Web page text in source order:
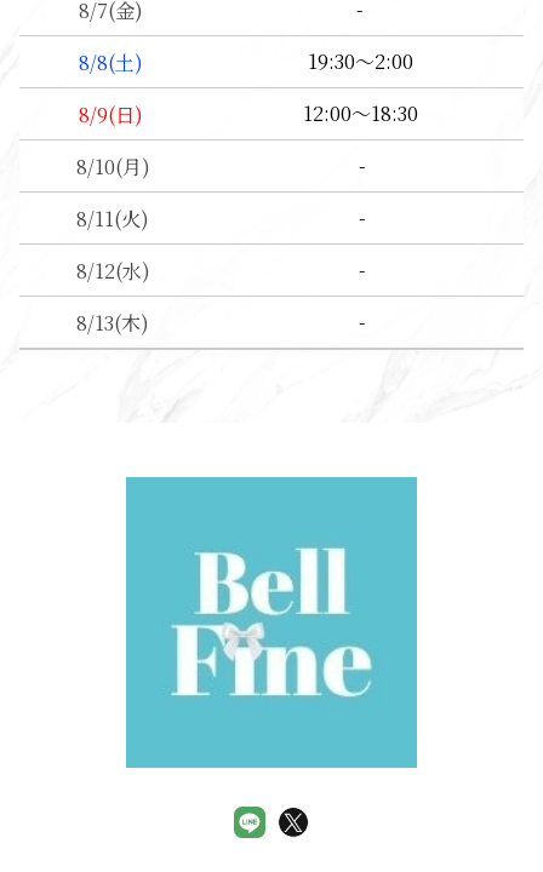
8/7(金)
-
8/8(土)
19:30～2:00
8/9(日)
12:00～18:30
8/10(月)
-
8/11(火)
-
8/12(水)
-
8/13(木) -